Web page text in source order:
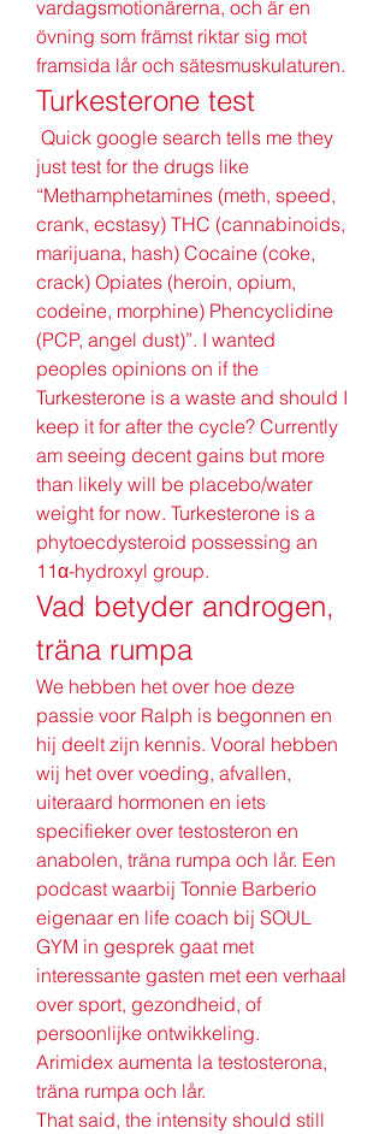
vardagsmotionärerna, och är en
övning som främst riktar sig mot
Turkesterone test
just test for the drugs like
“Methamphetamines (meth, speed,
crank, ecstasy) THC (cannabinoids,
marijuana, hash) Cocaine (coke,
crack) Opiates (heroin, opium,
codeine, morphine) Phencyclidine
(PCP, angel dust)”. I wanted
peoples opinions on if the
Turkesterone is a waste and should I
keep it for after the cycle? Currently
am seeing decent gains but more
than likely will be placebo/water
weight for now. Turkesterone is a
phytoecdysteroid possessing an
11α-hydroxyl group.
Vad betyder androgen,
träna rumpa
We hebben het over hoe deze
passie voor Ralph is begonnen en
hij deelt zijn kennis. Vooral hebben
wij het over voeding, afvallen,
uiteraard hormonen en iets
specifieker over testosteron en
anabolen, träna rumpa och lår. Een
podcast waarbij Tonnie Barberio
eigenaar en life coach bij SOUL
GYM in gesprek gaat met
interessante gasten met een verhaal
over sport, gezondheid, of
persoonlijke ontwikkeling.
Arimidex aumenta la testosterona,
träna rumpa och lår.
That said, the intensity should still